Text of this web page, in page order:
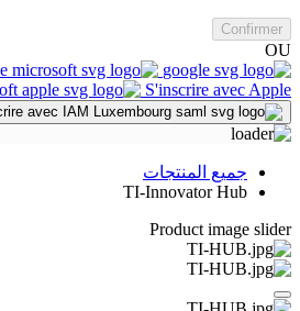
Confirmer
OU
S'inscrire avec Apple
avec IAM Luxembourg
جميع المنتجات
TI-Innovator Hub
Product image slider